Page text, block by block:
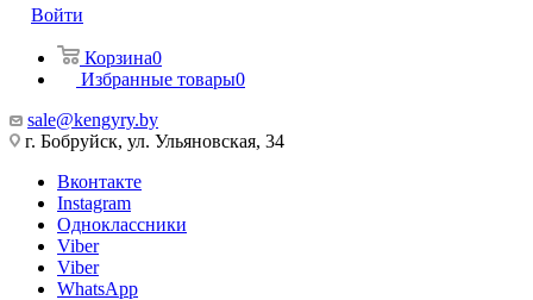
Войти
Корзина0
Избранные товары0
sale@kengyry.by
г. Бобруйск, ул. Ульяновская, 34
Вконтакте
Instagram
Одноклассники
Viber
Viber
WhatsApp